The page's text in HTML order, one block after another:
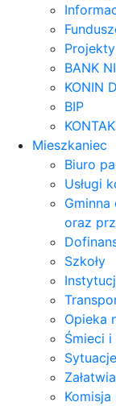
BANK
KONIN
BIP
Mieszkaniec
Biuro
Usługi
oraz
Szkoły
Opieka
Śmieci